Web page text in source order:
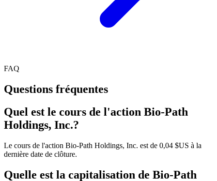
FAQ
Questions fréquentes
Quel est le cours de l'action Bio-Path
Holdings, Inc.?
Le cours de l'action Bio-Path Holdings, Inc. est de 0,04 $US à la
dernière date de clôture.
Quelle est la capitalisation de Bio-Path